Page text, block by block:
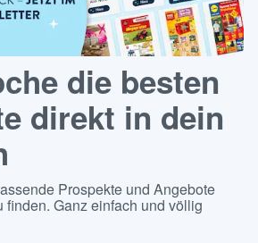
die besten
direkt in dein
Prospekte und Angebote
finden. Ganz einfach und völlig